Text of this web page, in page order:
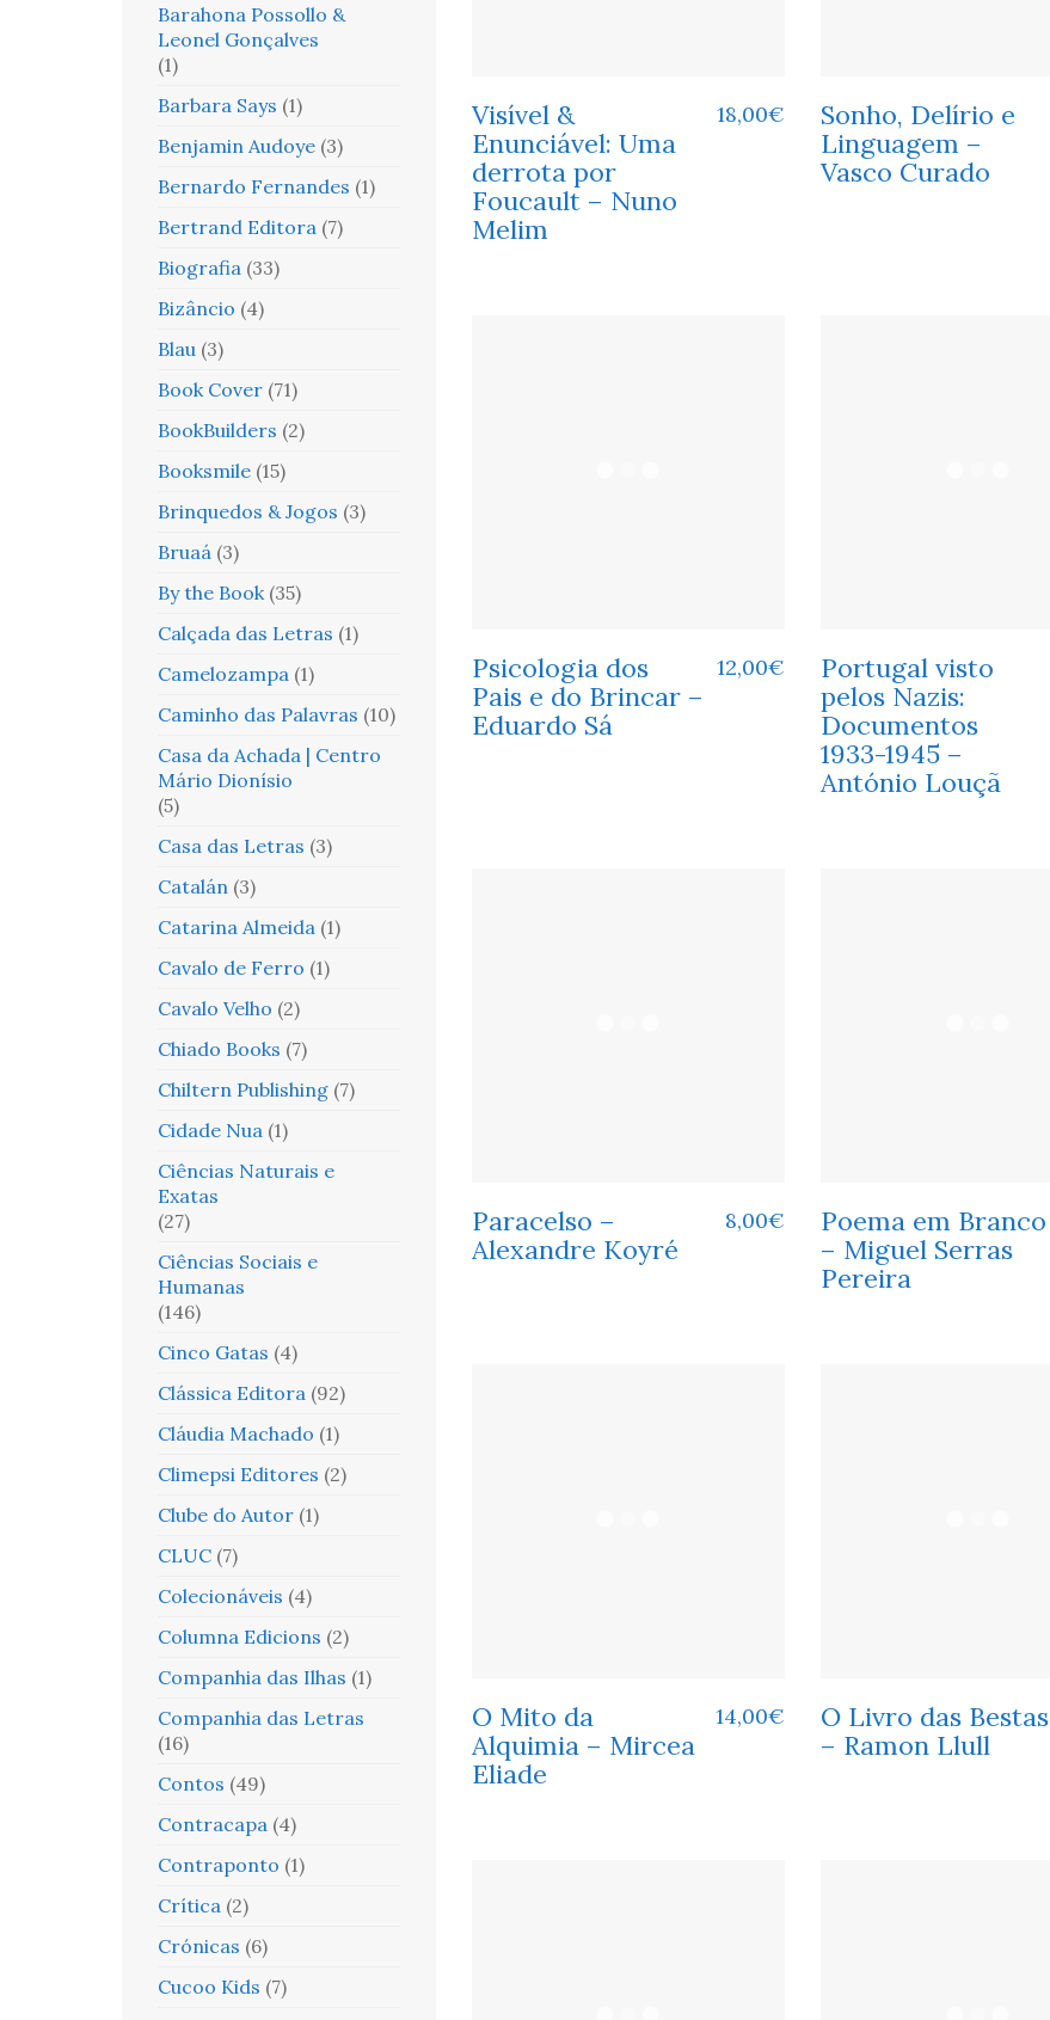
Visível &
Enunciável: Uma
derrota por
Foucault – Nuno
Melim
18,00€
Sonho, Delírio e
Linguagem –
Vasco Curado
Psicologia dos
Pais e do Brincar –
Eduardo Sá
12,00€
Portugal visto
pelos Nazis:
Documentos
1933-1945 –
António Louçã
Paracelso –
Alexandre Koyré
8,00€
Poema em Branco
– Miguel Serras
Pereira
O Mito da
Alquimia – Mircea
Eliade
14,00€
O Livro das Bestas
– Ramon Llull
Barahona Possollo &
Leonel Gonçalves
(1)
Barbara Says (1)
Benjamin Audoye (3)
Bernardo Fernandes (1)
Bertrand Editora (7)
Biografia (33)
Bizâncio (4)
Blau (3)
Book Cover (71)
BookBuilders (2)
Booksmile (15)
Brinquedos & Jogos (3)
Bruaá (3)
By the Book (35)
Calçada das Letras (1)
Camelozampa (1)
Caminho das Palavras (10)
Casa da Achada | Centro
Mário Dionísio
(5)
Casa das Letras (3)
Catalán (3)
Catarina Almeida (1)
Cavalo de Ferro (1)
Cavalo Velho (2)
Chiado Books (7)
Chiltern Publishing (7)
Cidade Nua (1)
Ciências Naturais e
Exatas
(27)
Ciências Sociais e
Humanas
(146)
Cinco Gatas (4)
Clássica Editora (92)
Cláudia Machado (1)
Climepsi Editores (2)
Clube do Autor (1)
CLUC (7)
Colecionáveis (4)
Columna Edicions (2)
Companhia das Ilhas (1)
Companhia das Letras
(16)
Contos (49)
Contracapa (4)
Contraponto (1)
Crítica (2)
Crónicas (6)
Cucoo Kids (7)